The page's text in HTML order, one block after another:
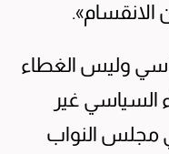
الانقسام».
وليس الغطاء
السياسي غير
مجلس النواب